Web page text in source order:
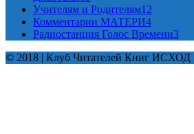
Учителям и Родителям12
Комментарии МАТЕРИ4
Радиостанция Голос Времени3
© 2018 | Клуб Читателей Книг ИСХОД